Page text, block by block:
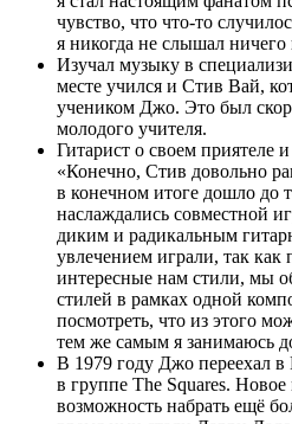
чувство, что что-то
я никогда не слышал ничего
Изучал музыку в
месте учился и Стив Вай,
учеником Джо. Это был
молодого учителя.
Гитарист о своем приятеле
«Конечно, Стив довольно
в конечном итоге дошло до
наслаждались совместной
диким и радикальным
увлечением играли, так как
интересные нам стили, мы
стилей в рамках одной
посмотреть, что из этого
тем же самым я занимаюсь
В 1979 году Джо переехал
в группе The Squares. Новое
возможность набрать ещё